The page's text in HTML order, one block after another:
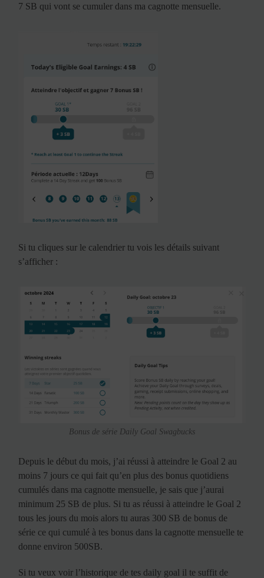
7 SB qui vont se cumuler dans ma cagnotte mensuelle.
Si tu cliques sur le calendrier tu vois les détails suivant
s’afficher :
Bonus de série Daily Goal Swagbucks
Depuis le début du mois, j’ai réussi à atteindre le Goal 2 au
moins 7 jours ce qui fait qu’en plus des bonus quotidiens
cumulés dans ma cagnotte mensuelle, je sais que j’aurai
minimum 25 SB de plus. Si tu as réussi à atteindre le Goal 2
tous les jours du mois alors tu auras 300 SB de bonus de
série ce qui cumulé à tes bonus dans la cagnotte mensuelle te
donne environ 500SB.
Si tu veux voir l’historique de tes daily goal il te suffit de